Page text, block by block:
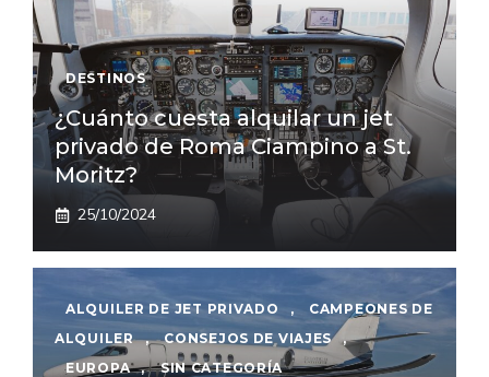
DESTINOS
¿Cuánto cuesta alquilar un jet
privado de Roma Ciampino a St.
Moritz?
25/10/2024
ALQUILER DE JET PRIVADO ,
CAMPEONES DE
ALQUILER
, CONSEJOS DE VIAJES
,
EUROPA
, SIN CATEGORÍA